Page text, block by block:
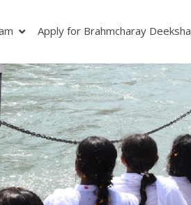
Apply for Brahmcharay Deeksha